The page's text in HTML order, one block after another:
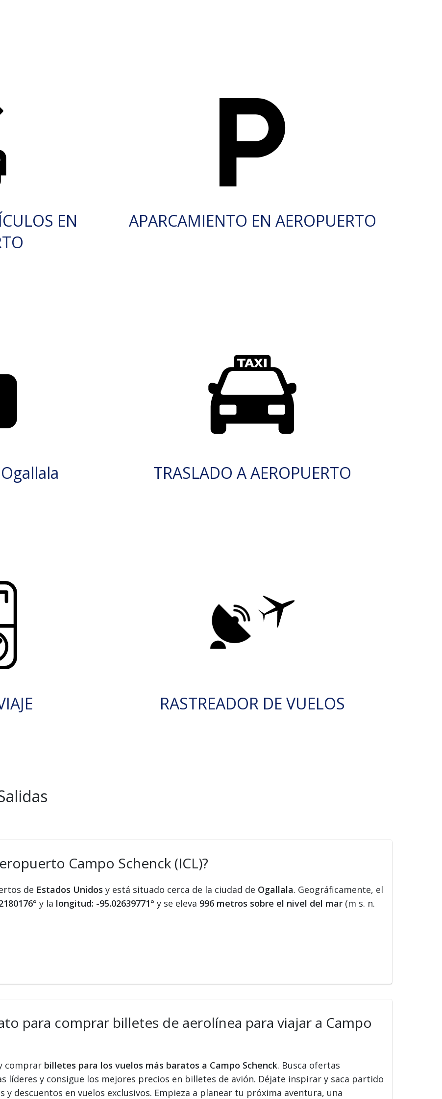
EN
APARCAMIENTO EN AEROPUERTO
TRASLADO A AEROPUERTO
RASTREADOR DE VUELOS
Campo Schenck (ICL)?
de Estados Unidos y está situado cerca de la ciudad de Ogallala. Geográficamente, el
y la longitud: -95.02639771° y se eleva 996 metros sobre el nivel del mar (m s. n.
para comprar billetes de aerolínea para viajar a Campo
comprar billetes para los vuelos más baratos a Campo Schenck. Busca ofertas
líderes y consigue los mejores precios en billetes de avión. Déjate inspirar y saca partido
descuentos en vuelos exclusivos. Empieza a planear tu próxima aventura, una